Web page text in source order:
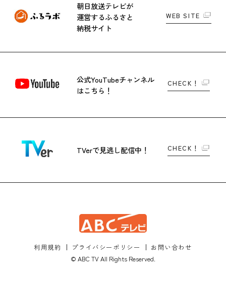
朝日放送テレビが
運営するふるさと
納税サイト
WEB SITE
公式YouTubeチャンネル
はこちら！
CHECK！
TVerで見逃し配信中！ CHECK！
利用規約 プライバシーポリシー
お問い合わせ
© ABC TV All Rights Reserved.